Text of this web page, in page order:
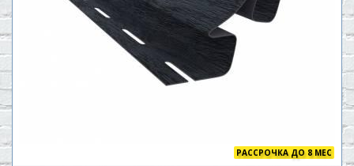
РАССРОЧКА ДО 8 МЕС